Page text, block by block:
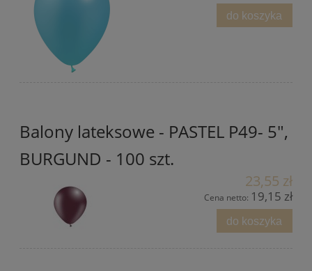
do koszyka
Balony lateksowe - PASTEL P49- 5",
BURGUND - 100 szt.
23,55 zł
Cena netto: 19,15 zł
do koszyka